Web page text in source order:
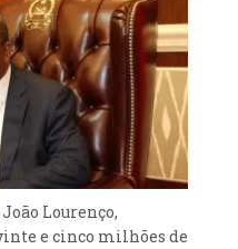
Lourenço,
e cinco milhões de